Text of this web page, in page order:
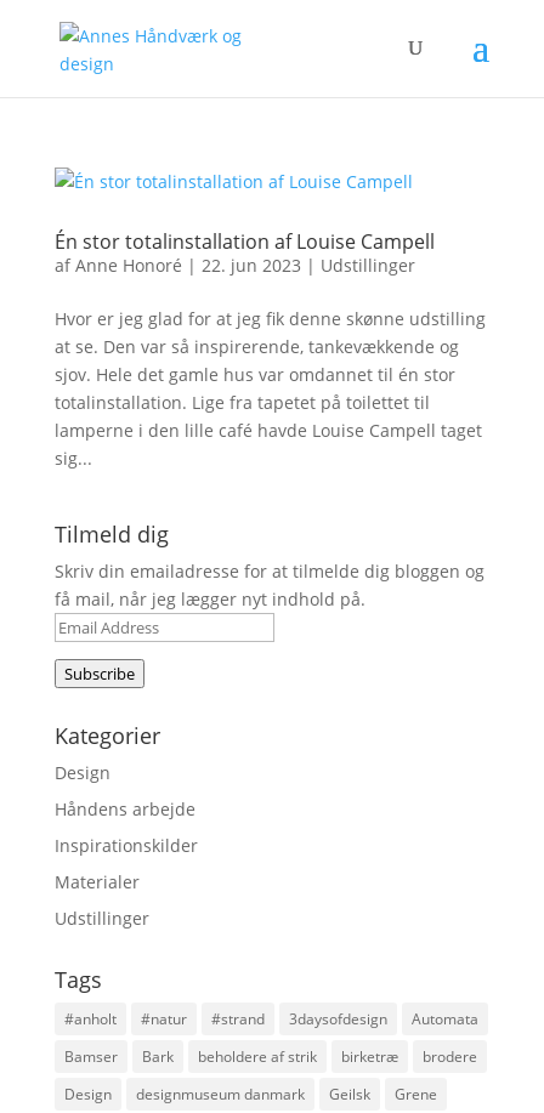
Én stor totalinstallation af Louise Campell
afAnne Honoré | 22. jun 2023 | Udstillinger
Hvor er jeg glad for at jeg fik denne skønne udstilling
at se. Den var så inspirerende, tankevækkende og
sjov. Hele det gamle hus var omdannet til én stor
totalinstallation. Lige fra tapetet på toilettet til
lamperne i den lille café havde Louise Campell taget
sig...
Tilmeld dig
Skriv din emailadresse for at tilmelde dig bloggen og
få mail, når jeg lægger nyt indhold på.
Email
Address
Subscribe
Kategorier
Design
Håndens arbejde
Inspirationskilder
Materialer
Udstillinger
Tags
#anholt #natur #strand 3daysofdesign
Automata
Bamser
Bark beholdere af strik birketræ
brodere
Design
designmuseum danmark Geilsk
Grene